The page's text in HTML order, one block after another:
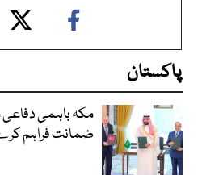
پاکستان
مکہ باہمی
ضمانت فراہم کرے